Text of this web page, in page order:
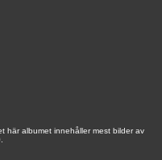
här albumet innehåller mest bilder av